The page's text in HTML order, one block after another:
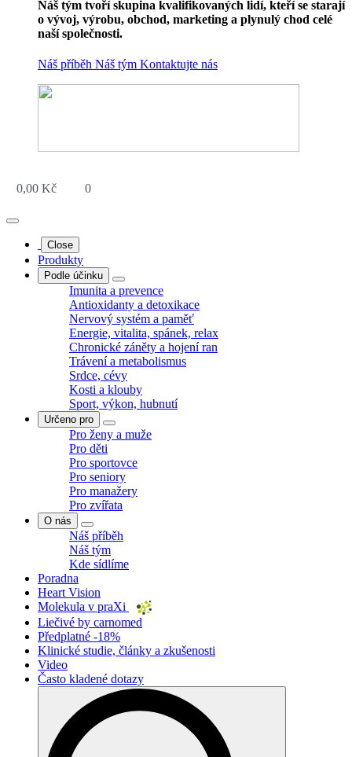
Náš tým tvoří skupina kvalifikovaných lidí, kteří se starají
o vývoj, výrobu, obchod, marketing a plynulý chod celé
naší společnosti.
Náš příběh Náš tým Kontaktujte nás
0,00 Kč 0
Close
Produkty
Podle účinku
Imunita a prevence
Antioxidanty a detoxikace
Nervový systém a paměť
Energie, vitalita, spánek, relax
Chronické záněty a hojení ran
Trávení a metabolismus
Srdce, cévy
Kosti a klouby
Sport, výkon, hubnutí
Určeno pro
Pro ženy a muže
Pro děti
Pro sportovce
Pro seniory
Pro manažery
Pro zvířata
O nás
Náš příběh
Náš tým
Kde sídlíme
Poradna
Heart Vision
Molekula v praXi
Liečivé by carnomed
Předplatné -18%
Klinické studie, články a zkušenosti
Video
Často kladené dotazy